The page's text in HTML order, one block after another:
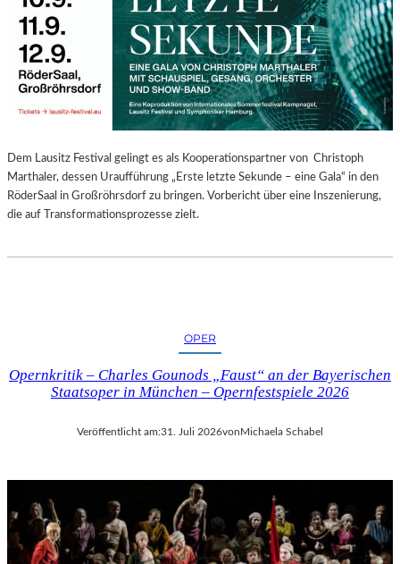
Dem Lausitz Festival gelingt es als Kooperationspartner von Christoph
Marthaler, dessen Uraufführung „Erste letzte Sekunde – eine Gala“ in den
RöderSaal in Großröhrsdorf zu bringen. Vorbericht über eine Inszenierung,
die auf Transformationsprozesse zielt.
OPER
Opernkritik – Charles Gounods „Faust“ an der Bayerischen
Staatsoper in München – Opernfestspiele 2026
Veröffentlicht am:31. Juli 2026vonMichaela Schabel